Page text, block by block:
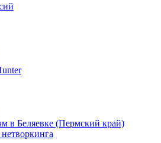
в Беляевке (Пермский край)